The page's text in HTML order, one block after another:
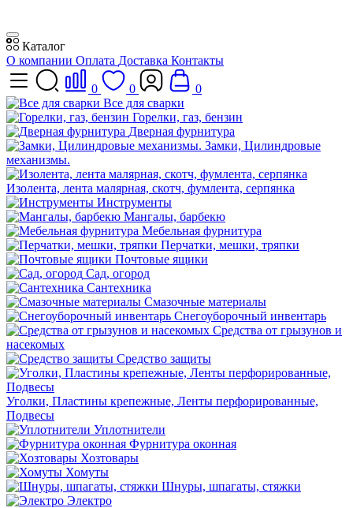
Каталог
О компании Оплата Доставка Контакты
0 0
0
Все для сварки
Горелки, газ, бензин
Дверная фурнитура
Замки, Цилиндровые
механизмы.
Изолента, лента малярная, скотч, фумлента, серпянка
Инструменты
Мангалы, барбекю
Мебельная фурнитура
Перчатки, мешки, тряпки
Почтовые ящики
Сад, огород
Сантехника
Смазочные материалы
Снегоуборочный инвентарь
Средства от грызунов и
насекомых
Средство защиты
Уголки, Пластины крепежные, Ленты перфорированные,
Подвесы
Уплотнители
Фурнитура оконная
Хозтовары
Хомуты
Шнуры, шпагаты, стяжки
Электро